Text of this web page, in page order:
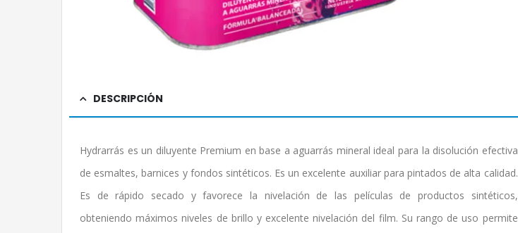
DESCRIPCIÓN
Hydrarrás es un diluyente Premium en base a aguarrás mineral ideal para la disolución efectiva
de esmaltes, barnices y fondos sintéticos. Es un excelente auxiliar para pintados de alta calidad.
Es de rápido secado y favorece la nivelación de las películas de productos sintéticos,
obteniendo máximos niveles de brillo y excelente nivelación del film. Su rango de uso permite